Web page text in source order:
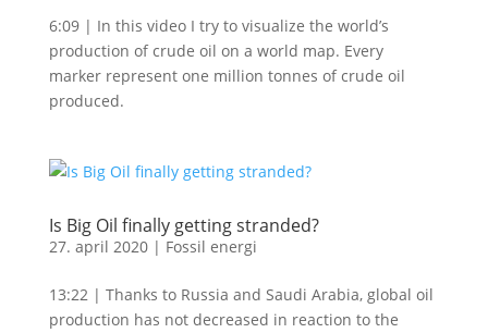
6:09 | In this video I try to visualize the world’s
production of crude oil on a world map. Every
marker represent one million tonnes of crude oil
produced.
Is Big Oil finally getting stranded?
27. april 2020| Fossil energi
13:22 | Thanks to Russia and Saudi Arabia, global oil
production has not decreased in reaction to the